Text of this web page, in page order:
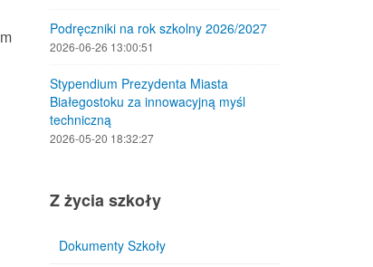
Podręczniki na rok szkolny 2026/2027
2026-06-26 13:00:51
Stypendium Prezydenta Miasta
Białegostoku za innowacyjną myśl
techniczną
2026-05-20 18:32:27
Z życia szkoły
Dokumenty Szkoły